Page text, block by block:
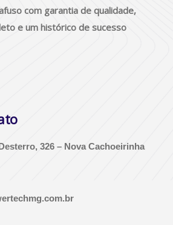
com garantia de qualidade,
e um histórico de sucesso
326 – Nova Cachoeirinha